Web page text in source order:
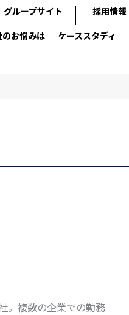
グループサイト 採用情報
のお悩みは ケーススタディ
。複数の企業での勤務